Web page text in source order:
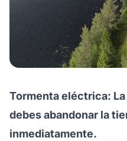
Tormenta eléctrica:
debes abandonar la
inmediatamente.